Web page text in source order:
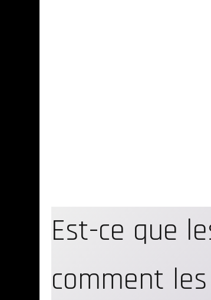
Est-ce que
comment